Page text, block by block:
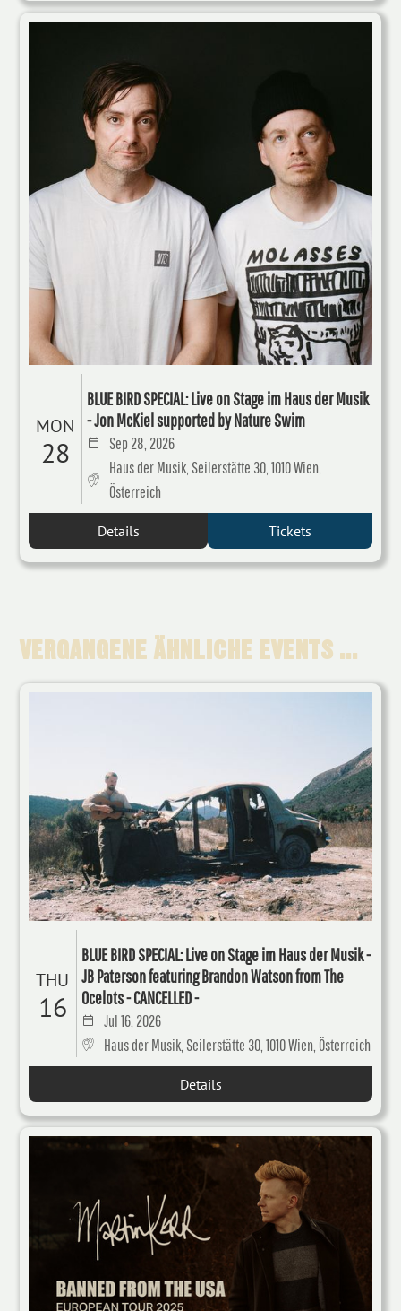
MON
28
BLUE BIRD SPECIAL: Live on Stage im Haus der Musik
- Jon McKiel supported by Nature Swim
Sep 28, 2026
Haus der Musik, Seilerstätte 30, 1010 Wien,
Österreich
Details Tickets
VERGANGENE ÄHNLICHE EVENTS ...
THU
16
BLUE BIRD SPECIAL: Live on Stage im Haus der Musik -
JB Paterson featuring Brandon Watson from The
Ocelots - CANCELLED -
Jul 16, 2026
Haus der Musik, Seilerstätte 30, 1010 Wien, Österreich
Details